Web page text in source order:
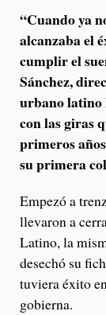
“Cuando ya
alcanzaba el
cumplir el
Sánchez,
urbano latino
con las giras
primeros
su primera
Empezó a
llevaron a
Latino, la
desechó su
tuviera éxito
gobierna.